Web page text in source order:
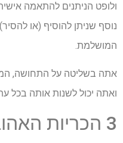
ולופט הניתנים להתאמה
נוסף שניתן להוסיף (או
המושלמת.
אתה בשליטה על התחושה,
ואתה יכול לשנות אותה בכל
3 הכריות האהובות עלי עד כה